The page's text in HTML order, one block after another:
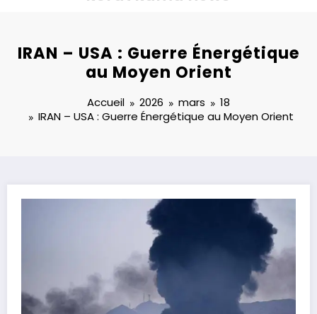
IRAN – USA : Guerre Énergétique
au Moyen Orient
Accueil 2026 mars
18
IRAN – USA : Guerre Énergétique au Moyen Orient